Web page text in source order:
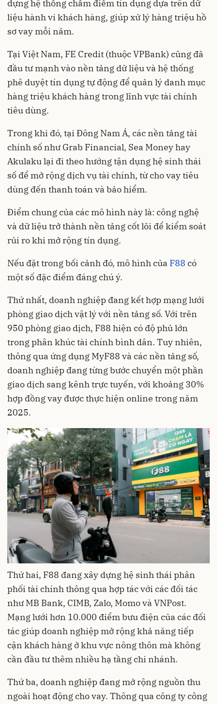
dựng hệ thống chấm điểm tín dụng dựa trên dữ
liệu hành vi khách hàng, giúp xử lý hàng triệu hồ
sơ vay mỗi năm.
Tại Việt Nam, FE Credit (thuộc VPBank) cũng đã
đầu tư mạnh vào nền tảng dữ liệu và hệ thống
phê duyệt tín dụng tự động để quản lý danh mục
hàng triệu khách hàng trong lĩnh vực tài chính
tiêu dùng.
Trong khi đó, tại Đông Nam Á, các nền tảng tài
chính số như Grab Financial, Sea Money hay
Akulaku lại đi theo hướng tận dụng hệ sinh thái
số để mở rộng dịch vụ tài chính, từ cho vay tiêu
dùng đến thanh toán và bảo hiểm.
Điểm chung của các mô hình này là: công nghệ
và dữ liệu trở thành nền tảng cốt lõi để kiểm soát
rủi ro khi mở rộng tín dụng.
Nếu đặt trong bối cảnh đó, mô hình của F88 có
một số đặc điểm đáng chú ý.
Thứ nhất, doanh nghiệp đang kết hợp mạng lưới
phòng giao dịch vật lý với nền tảng số. Với trên
950 phòng giao dịch, F88 hiện có độ phủ lớn
trong phân khúc tài chính bình dân. Tuy nhiên,
thông qua ứng dụng MyF88 và các nền tảng số,
doanh nghiệp đang từng bước chuyển một phần
giao dịch sang kênh trực tuyến, với khoảng 30%
hợp đồng vay được thực hiện online trong năm
2025.
Thứ hai, F88 đang xây dựng hệ sinh thái phân
phối tài chính thông qua hợp tác với các đối tác
như MB Bank, CIMB, Zalo, Momo và VNPost.
Mạng lưới hơn 10.000 điểm bưu điện của các đối
tác giúp doanh nghiệp mở rộng khả năng tiếp
cận khách hàng ở khu vực nông thôn mà không
cần đầu tư thêm nhiều hạ tầng chi nhánh.
Thứ ba, doanh nghiệp đang mở rộng nguồn thu
ngoài hoạt động cho vay. Thông qua công ty công